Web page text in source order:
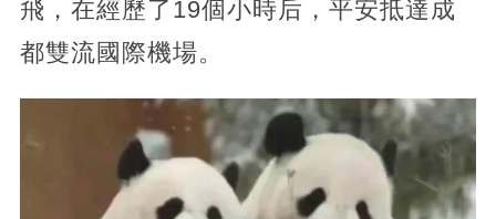
飛，在經歷了19個小時后，平安抵達成
都雙流國際機場。